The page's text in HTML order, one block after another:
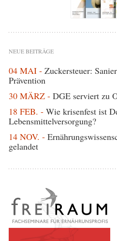
NEUE BEITRÄGE
04 MAI - Zuckersteuer:
Prävention
30 MÄRZ - DGE serviert zu
18 FEB. - Wie krisenfest ist
Lebensmittelversorgung?
14 NOV. -
gelandet